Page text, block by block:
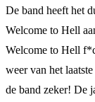
De band heeft het
Welcome to Hell
Welcome to Hell
weer van het
de band zeker! De